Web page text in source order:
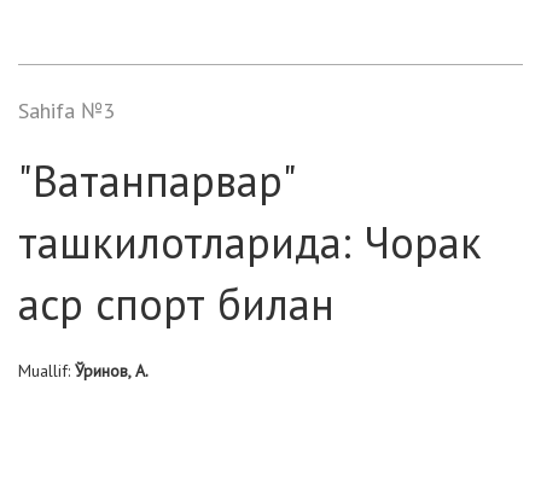
Sahifa №3
"Ватанпарвар"
ташкилотларида: Чорак
аср спорт билан
Muallif: Ўринов, А.